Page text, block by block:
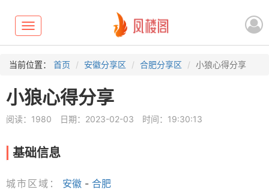
Toggle
navigation
当前位置： 首页 安徽分享区 合肥分享区 小狼心得分享
小狼心得分享
阅读：1980 日期：2023-02-03 时间：19:30:13
基础信息
城市区域： 安徽 - 合肥